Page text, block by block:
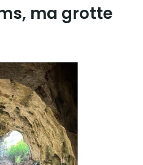
ma grotte